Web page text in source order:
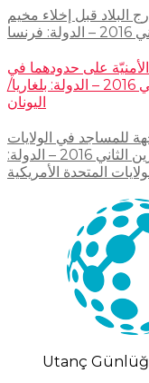
البلاد قبل إخلاء مخيم
الأمنيّة على حدودهما في
مواجهة اللاجئين. التاريخ: تشرين الثاني 2016 – الدولة: بلغاريا/
اليونان
للمساجد في الولايات
المتحدة الأمريكية التاريخ: تشرين الثاني 2016 – الدولة:
المتحدة الأمريكية